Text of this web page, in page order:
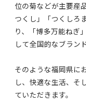
位の菊などが主要産
つくし」「つくしろ
り、「博多万能ねぎ
して全国的なブラン
そのような福岡県に
し、快適な生活、そ
ていただきます。